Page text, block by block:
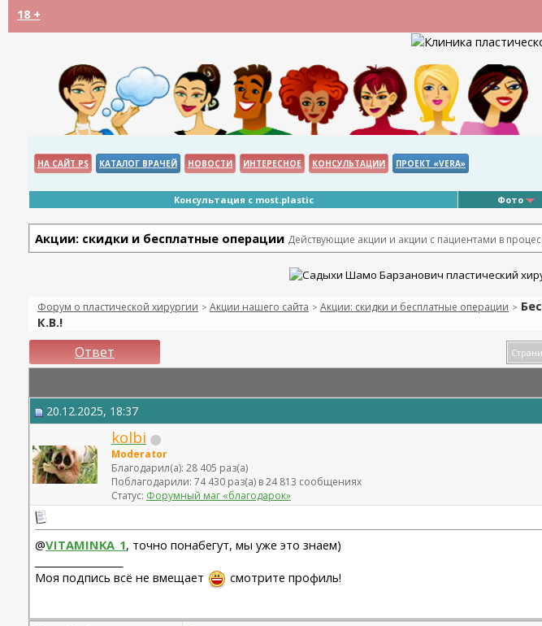
18 +
НА САЙТ PS КАТАЛОГ ВРАЧЕЙ НОВОСТИ ИНТЕРЕСНОЕ КОНСУЛЬТАЦИИ ПРОЕКТ «VERA»
Консультация с most.plastic Фото
Акции: скидки и бесплатные операции Действующие акции и акции с пациентами в
Форум о пластической хирургии > Акции нашего сайта > Акции: скидки и бесплатные операции >
К.В.!
Ответ
20.12.2025, 18:37
kolbi
Moderator
Благодарил(а): 28 405 раз(а)
Поблагодарили: 74 430 раз(а) в 24 813 сообщениях
Статус: Форумный маг «благодарок»
@VITAMINKA_1, точно понабегут, мы уже это знаем)
Моя подпись всё не вмещает
смотрите профиль!